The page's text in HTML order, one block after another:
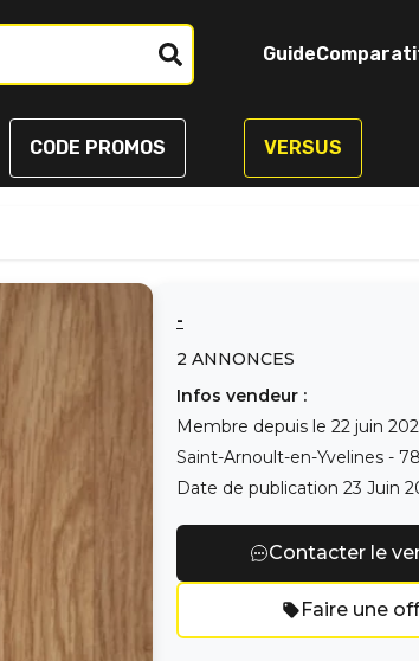
Guide
CODE PROMOS VERSUS
-
2 ANNONCES
Infos vendeur :
Membre depuis le 22 juin
Saint-Arnoult-en-Yvelines -
Date de publication 23 Juin
Contacter le
Faire une